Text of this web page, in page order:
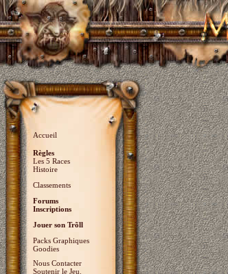
Accueil
Règles
Les 5 Races
Histoire
Classements
Forums
Inscriptions
Jouer son Trõll
Packs Graphiques
Goodies
Nous Contacter
Soutenir le Jeu.